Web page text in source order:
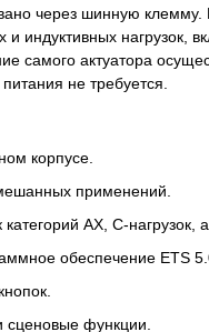
через шинную
индуктивных нагрузок,
самого актуатора
не требуется.
корпусе.
применений.
AX, C-нагрузок,
обеспечение ETS
функции.